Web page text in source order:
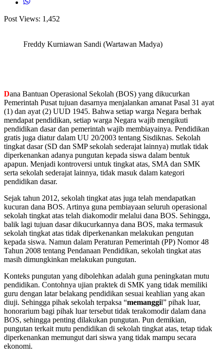
Post Views: 1,452
Freddy Kurniawan Sandi (Wartawan Madya)
Dana Bantuan Operasional Sekolah (BOS) yang dikucurkan
Pemerintah Pusat tujuan dasarnya menjalankan amanat Pasal 31 ayat
(1) dan ayat (2) UUD 1945. Bahwa setiap warga Negara berhak
mendapat pendidikan, setiap warga Negara wajib mengikuti
pendidikan dasar dan pemerintah wajib membiayainya. Pendidikan
gratis juga diatur dalam UU 20/2003 tentang Sisdiknas. Sekolah
tingkat dasar (SD dan SMP sekolah sederajat lainnya) mutlak tidak
diperkenankan adanya pungutan kepada siswa dalam bentuk
apapun. Menjadi kontroversi untuk tingkat atas, SMA dan SMK
serta sekolah sederajat lainnya, tidak masuk dalam kategori
pendidikan dasar.
Sejak tahun 2012, sekolah tingkat atas juga telah mendapatkan
kucuran dana BOS. Artinya guna pembiayaan seluruh operasional
sekolah tingkat atas telah diakomodir melalui dana BOS. Sehingga,
balik lagi tujuan dasar dikucurkannya dana BOS, maka termasuk
sekolah tingkat atas tidak diperkenankan melakukan pengutan
kepada siswa. Namun dalam Peraturan Pemerintah (PP) Nomor 48
Tahun 2008 tentang Pendanaan Pendidikan, sekolah tingkat atas
masih dimungkinkan melakukan pungutan.
Konteks pungutan yang dibolehkan adalah guna peningkatan mutu
pendidikan. Contohnya ujian praktek di SMK yang tidak memiliki
guru dengan latar belakang pendidikan sesuai keahlian yang akan
diuji. Sehingga pihak sekolah terpaksa “memanggil” pihak luar,
honorarium bagi pihak luar tersebut tidak terakomodir dalam dana
BOS, sehingga penting dilakukan pungutan. Pun demikian,
pungutan terkait mutu pendidikan di sekolah tingkat atas, tetap tidak
diperkenankan memungut dari siswa yang tidak mampu secara
ekonomi.